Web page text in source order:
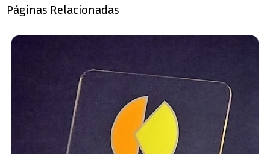
Páginas Relacionadas